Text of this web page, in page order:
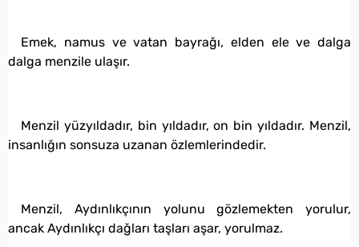
Emek, namus ve vatan bayrağı, elden ele ve dalga
dalga menzile ulaşır.
Menzil yüzyıldadır, bin yıldadır, on bin yıldadır. Menzil,
insanlığın sonsuza uzanan özlemlerindedir.
Menzil, Aydınlıkçının yolunu gözlemekten yorulur,
ancak Aydınlıkçı dağları taşları aşar, yorulmaz.